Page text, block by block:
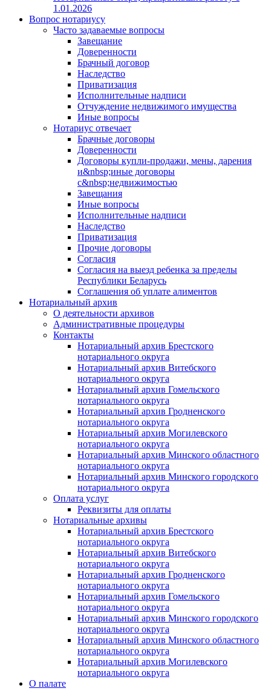
1.01.2026
Вопрос нотариусу
Часто задаваемые вопросы
Завещание
Доверенности
Брачный договор
Наследство
Приватизация
Исполнительные надписи
Отчуждение недвижимого имущества
Иные вопросы
Нотариус отвечает
Брачные договоры
Доверенности
Договоры купли-продажи, мены, дарения
и&nbsp;иные договоры
с&nbsp;недвижимостью
Завещания
Иные вопросы
Исполнительные надписи
Наследство
Приватизация
Прочие договоры
Согласия
Согласия на выезд ребенка за пределы
Республики Беларусь
Соглашения об уплате алиментов
Нотариальный архив
О деятельности архивов
Административные процедуры
Контакты
Нотариальный архив Брестского
нотариального округа
Нотариальный архив Витебского
нотариального округа
Нотариальный архив Гомельского
нотариального округа
Нотариальный архив Гродненского
нотариального округа
Нотариальный архив Могилевского
нотариального округа
Нотариальный архив Минского областного
нотариального округа
Нотариальный архив Минского городского
нотариального округа
Оплата услуг
Реквизиты для оплаты
Нотариальные архивы
Нотариальный архив Брестского
нотариального округа
Нотариальный архив Витебского
нотариального округа
Нотариальный архив Гродненского
нотариального округа
Нотариальный архив Гомельского
нотариального округа
Нотариальный архив Минского городского
нотариального округа
Нотариальный архив Минского областного
нотариального округа
Нотариальный архив Могилевского
нотариального округа
О палате